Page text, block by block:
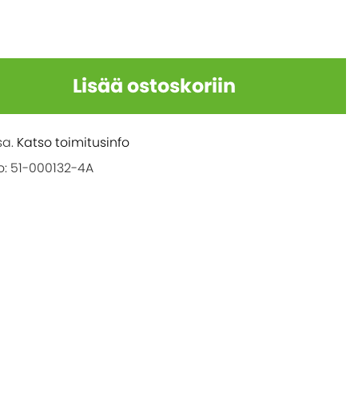
Lisää ostoskoriin
Katso toimitusinfo
51-000132-4A